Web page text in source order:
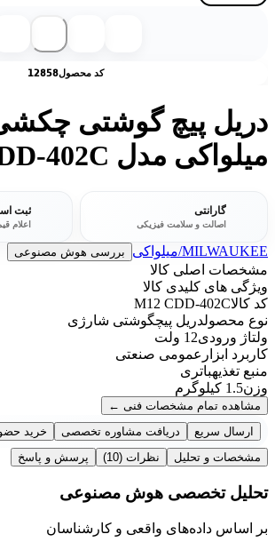
کد محصول12858
دریل پیچ گوشتی
میلواکی مدل M12 CDD-402C
گارانتی
اصالت و سلامت فیزیکی
ثبت
اعلام
MILWAUKEE/میلواکی بررسی هوش مصنوعی
مشخصات اصلی کالا
ویژگی های کلیدی کالا
کد کالاM12 CDD-402C
نوع محصولدریل پیچگوشتی شارژی
ولتاژ ورودی12 ولت
کاربرد ابزار عمومی صنعتی
منبع تغذيهباتری
وزن1.5 کیلوگرم
مشاهده تمام مشخصات فنی ←
ارسال سریع
دریافت مشاوره تخصصی
خرید
مشخصات و تحلیل
نظرات (10) پرسش و پاسخ
تحلیل تخصصی هوش مصنوعی
بر اساس داده‌های واقعی و کارشناسان